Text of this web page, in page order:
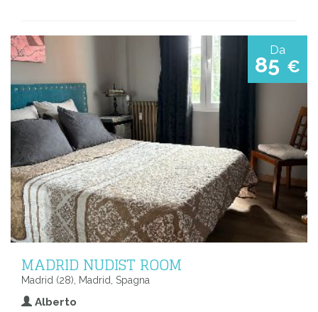
Da
85 €
MADRID NUDIST ROOM
Madrid (28), Madrid, Spagna
Alberto